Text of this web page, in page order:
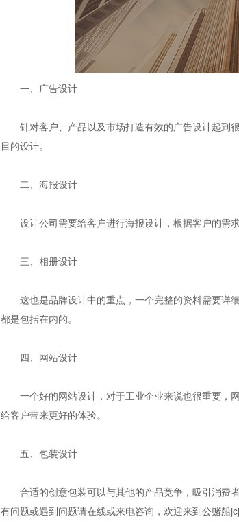
一、广告设计
针对客户、产品以及市场打造有效的广告设计起到
目的设计。
二、海报设计
设计公司需要给客户进行海报设计，根据客户的需求
三、相册设计
这也是品牌设计中的重点，一个完整的资料需要详
都是包括在内的。
四、网站设计
一个好的网站设计，对于工业企业来说也很重要，
给客户带来更好的体验。
五、包装设计
合适的创意包装可以与其他的产品竞争，吸引消费
有问题或遇到问题请在线或来电咨询，欢迎来到公赌船